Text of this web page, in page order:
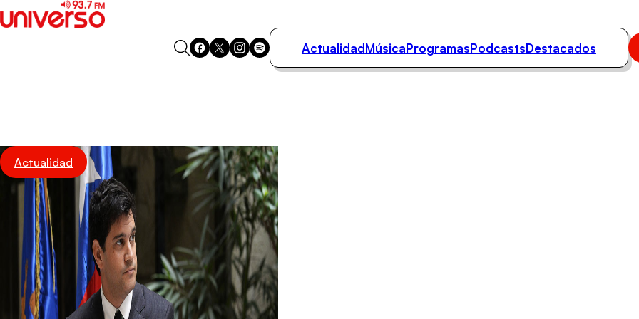
Podcasts
Destacados
ActualidadMúsicaProgramasPodcastsDestacados
Actualidad